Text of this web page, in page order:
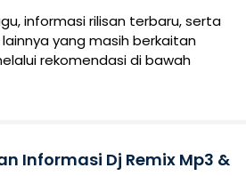
informasi rilisan terbaru, serta
yang masih berkaitan
rekomendasi di bawah
Informasi Dj Remix Mp3 &